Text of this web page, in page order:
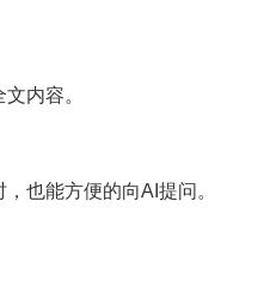
内容。
也能方便的向AI提问。